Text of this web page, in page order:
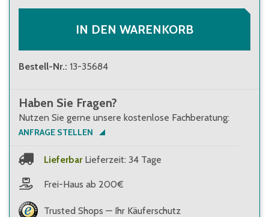
IN DEN WARENKORB
Bestell-Nr.: 13-35684
Haben Sie Fragen?
Nutzen Sie gerne unsere kostenlose Fachberatung:
ANFRAGE STELLEN
Lieferbar Lieferzeit: 34 Tage
Frei-Haus ab 200€
Trusted Shops — Ihr Käuferschutz